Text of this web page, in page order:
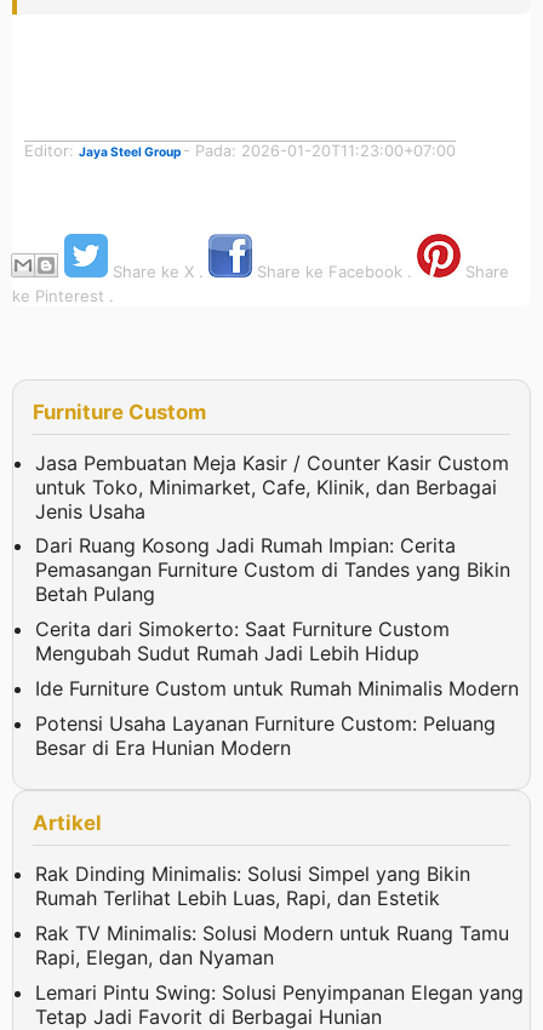
Editor: Jaya Steel Group - Pada: 2026-01-20T11:23:00+07:00
Share ke X . Share ke Facebook .
Share
ke Pinterest .
Furniture Custom
Jasa Pembuatan Meja Kasir / Counter Kasir Custom
untuk Toko, Minimarket, Cafe, Klinik, dan Berbagai
Jenis Usaha
Dari Ruang Kosong Jadi Rumah Impian: Cerita
Pemasangan Furniture Custom di Tandes yang Bikin
Betah Pulang
Cerita dari Simokerto: Saat Furniture Custom
Mengubah Sudut Rumah Jadi Lebih Hidup
Ide Furniture Custom untuk Rumah Minimalis Modern
Potensi Usaha Layanan Furniture Custom: Peluang
Besar di Era Hunian Modern
Artikel
Rak Dinding Minimalis: Solusi Simpel yang Bikin
Rumah Terlihat Lebih Luas, Rapi, dan Estetik
Rak TV Minimalis: Solusi Modern untuk Ruang Tamu
Rapi, Elegan, dan Nyaman
Lemari Pintu Swing: Solusi Penyimpanan Elegan yang
Tetap Jadi Favorit di Berbagai Hunian